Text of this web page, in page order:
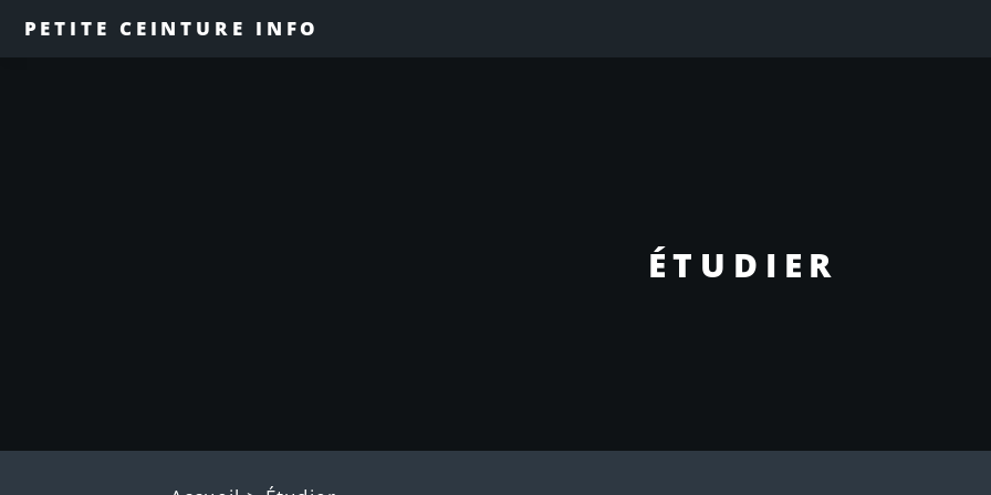
PETITE CEINTURE INFO
ÉTUDIER